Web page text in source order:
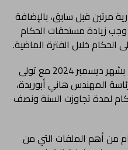
مرتين قبل سابق، بالإضافة
وجب زيادة مستحقات الحكام
الحكام خلال الفترة الماضية.
وجاء آخر زيادة لمستحقات الحكام بشهر ديسمبر 2024 مع تولى
المهندس هاني أبوريدة،
لمدة تجاوزت السنة ونصف
من أهم الملفات التي من